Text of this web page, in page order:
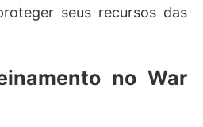
seus recursos das
no War